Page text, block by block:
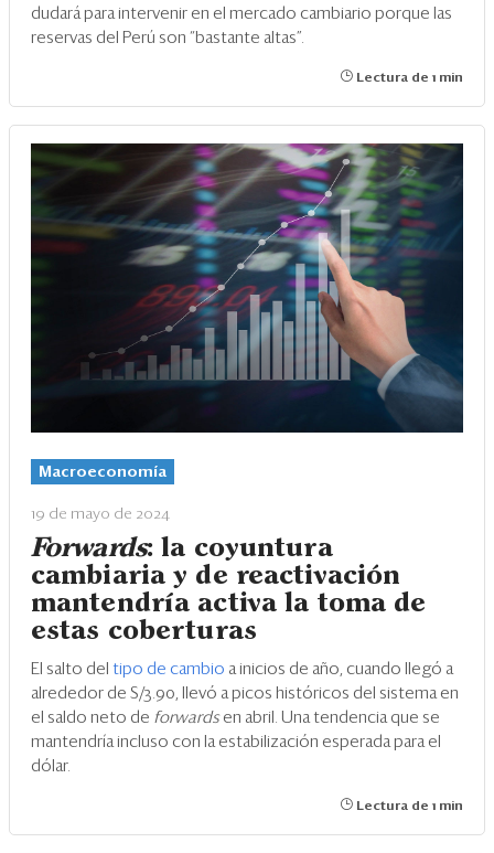
dudará para intervenir en el mercado cambiario porque las
reservas del Perú son “bastante altas”.
Lectura de 1 min
Macroeconomía
19 de mayo de 2024
Forwards: la coyuntura
cambiaria y de reactivación
mantendría activa la toma de
estas coberturas
El salto del tipo de cambio a inicios de año, cuando llegó a
alrededor de S/3.90, llevó a picos históricos del sistema en
el saldo neto de forwards en abril. Una tendencia que se
mantendría incluso con la estabilización esperada para el
dólar.
Lectura de 1 min